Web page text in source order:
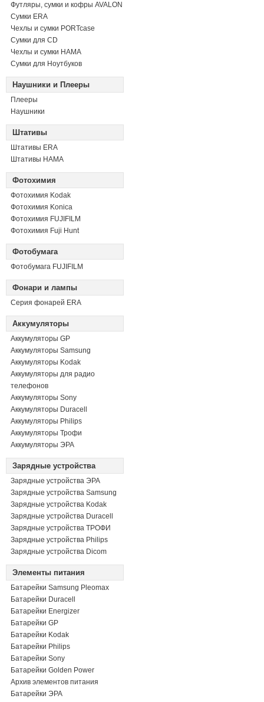
Футляры, сумки и кофры AVALON
Сумки ERA
Чехлы и сумки PORTcase
Сумки для CD
Чехлы и сумки HAMA
Сумки для Ноутбуков
Наушники и Плееры
Плееры
Наушники
Штативы
Штативы ERA
Штативы HAMA
Фотохимия
Фотохимия Kodak
Фотохимия Konica
Фотохимия FUJIFILM
Фотохимия Fuji Hunt
Фотобумага
Фотобумага FUJIFILM
Фонари и лампы
Серия фонарей ERA
Аккумуляторы
Аккумуляторы GP
Аккумуляторы Samsung
Аккумуляторы Kodak
Аккумуляторы для радио
телефонов
Аккумуляторы Sony
Аккумуляторы Duracell
Аккумуляторы Philips
Аккумуляторы Трофи
Аккумуляторы ЭРА
Зарядные устройства
Зарядные устройства ЭРА
Зарядные устройства Samsung
Зарядные устройства Kodak
Зарядные устройства Duracell
Зарядные устройства ТРОФИ
Зарядные устройства Philips
Зарядные устройства Dicom
Элементы питания
Батарейки Samsung Pleomax
Батарейки Duracell
Батарейки Energizer
Батарейки GP
Батарейки Kodak
Батарейки Philips
Батарейки Sony
Батарейки Golden Power
Архив элементов питания
Батарейки ЭРА